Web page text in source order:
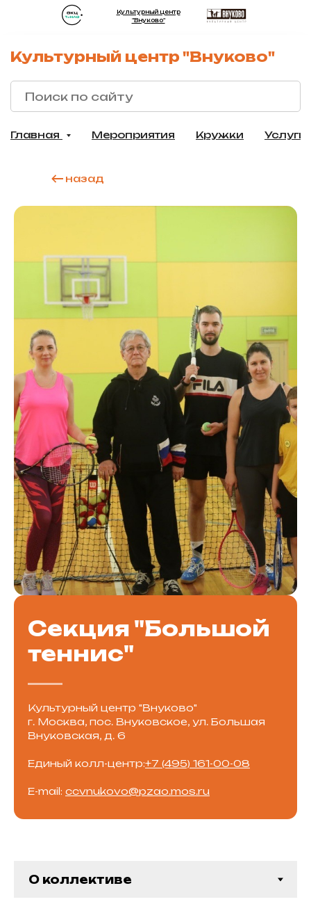
Культурный центр
"Внуково"
Культурный центр "Внуково"
Главная Мероприятия Кружки Услуги
назад
Секция "Большой
теннис"
Культурный центр "Внуково"
г. Москва, пос. Внуковское, ул. Большая
Внуковская, д. 6
Единый колл-центр:+7 (495) 161-00-08
E-mail: ccvnukovo@pzao.mos.ru